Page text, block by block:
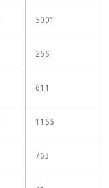
5001
255
611
1155
763